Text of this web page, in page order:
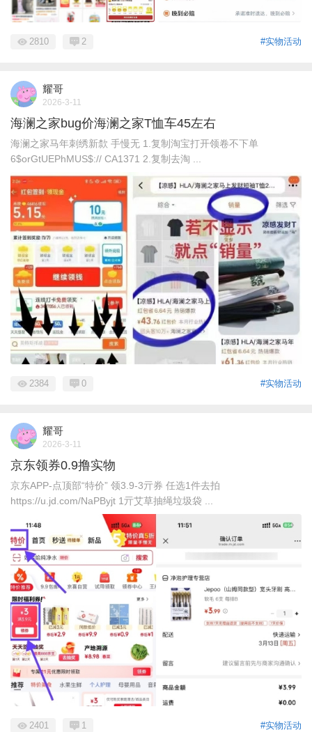
#实物活动
2810 2
耀哥
2026-3-11
海澜之家bug价海澜之家T恤车45左右
海澜之家马年刺绣新歀 手慢无 1.复制淘宝打开领卷不下单
6$orGtUEPhMUS$:// CA1371 2.复制去淘 ...
#实物活动
2384 0
耀哥
2026-3-11
京东领券0.9撸实物
京东APP-点顶部“特价” 领3.9-3亓券 任选1件去拍
https://u.jd.com/NaPByjt 1亓艾草抽绳垃圾袋 ...
#实物活动
2401 1